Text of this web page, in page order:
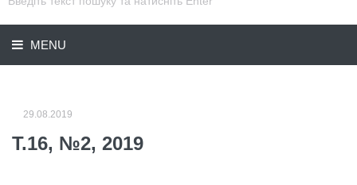
MENU
29.08.2019
Т.16, №2, 2019